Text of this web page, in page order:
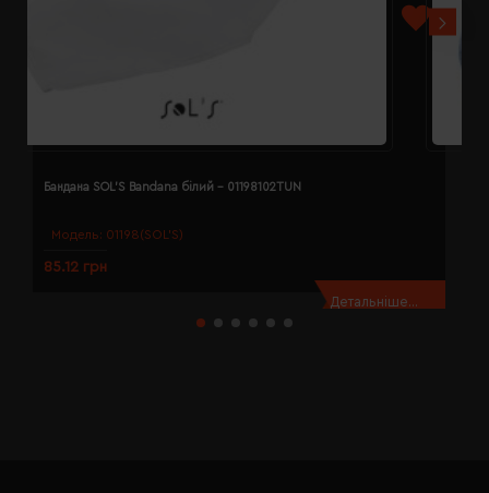
Модель: 01198(SOL’S)
Бандана SOL'S Bandana білий - 01198102TUN
85.12 грн
Детальніше...